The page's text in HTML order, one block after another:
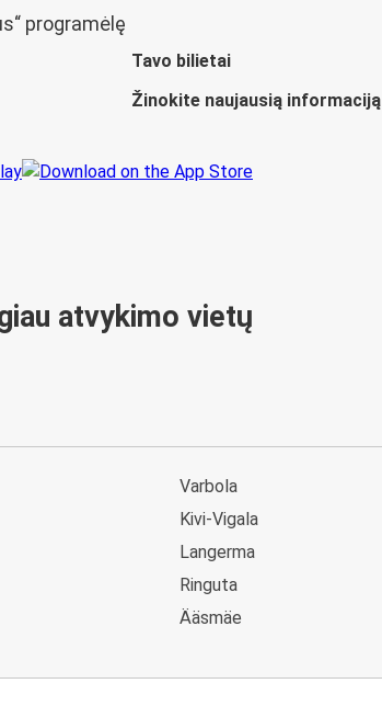
programėlę
Tavo bilietai
Žinokite naujausią informaciją
atvykimo vietų
Varbola
Kivi-Vigala
Langerma
Ringuta
Ääsmäe